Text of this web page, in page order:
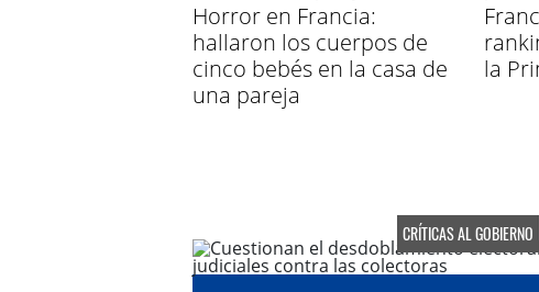
Horror en Francia:
hallaron los cuerpos de
cinco bebés en la casa de
una pareja
la
CRÍTICAS AL GOBIERNO